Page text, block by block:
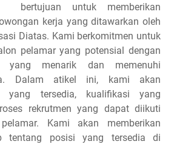
bertujuan untuk memberikan
kerja yang ditawarkan oleh
Diatas. Kami berkomitmen untuk
pelamar yang potensial dengan
yang menarik dan memenuhi
Dalam atikel ini, kami akan
yang tersedia, kualifikasi yang
rekrutmen yang dapat diikuti
Kami akan memberikan
tentang posisi yang tersedia di